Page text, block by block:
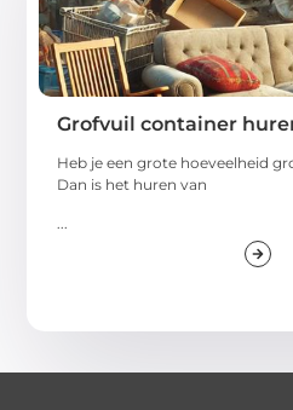
Grofvuil container
Heb je een grote hoeveelheid
Dan is het huren van
...